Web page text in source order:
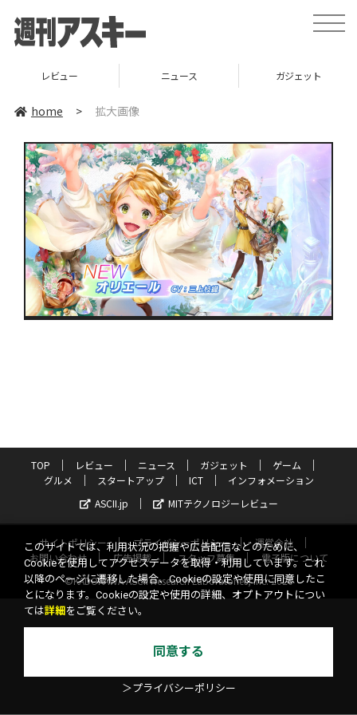
toggle
レビュー ニュース ガジェット
home > 拡大画像
TOP レビュー ニュース ガジェット
ゲーム
グルメ
スタートアップ ICT
インフォメーション
ASCII.jp
MITテクノロジーレビュー
サイトポリシー プライバシーポリシー
運営会社
お問い合わせ
広告掲載 スタッフ募集
電子版について
©KADOKAWA ASCII Research Laboratories, Inc. 2026
このサイトでは、利用状況の把握や広告配信などのために、
Cookieを使用してアクセスデータを取得・利用しています。これ
以降のページに遷移した場合、Cookieの設定や使用に同意したこ
とになります。Cookieの設定や使用の詳細、オプトアウトについ
ては詳細 をご覧ください。
同意する
＞プライバシーポリシー